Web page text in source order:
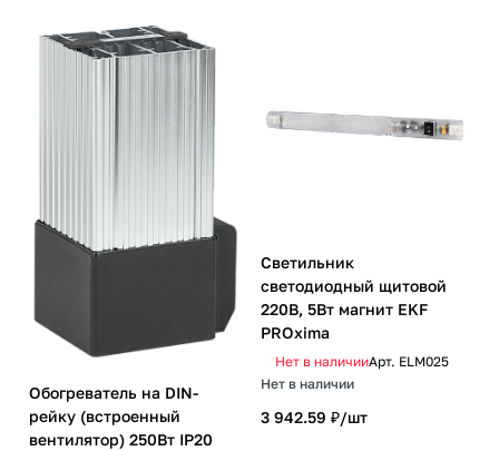
Обогреватель на DIN-
рейку (встроенный
вентилятор) 250Вт IP20
Светильник
светодиодный щитовой
220В, 5Вт магнит EKF
PROxima
Нет в наличииАрт. ELM025
Нет в наличии
3 942.59 ₽/шт